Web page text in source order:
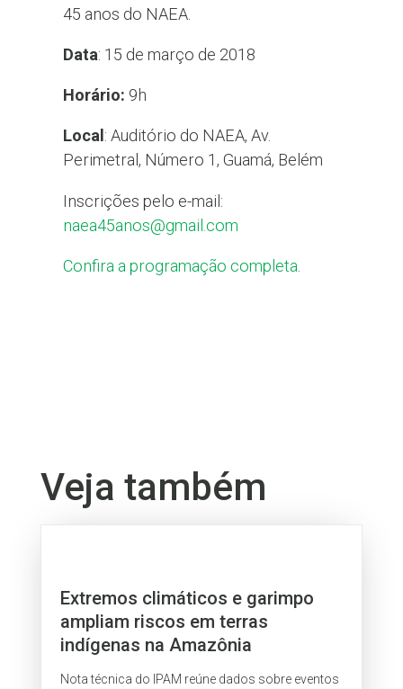
45 anos do NAEA.
Data: 15 de março de 2018
Horário: 9h
Local : Auditório do NAEA, Av.
Perimetral, Número 1, Guamá, Belém
Inscrições pelo e-mail:
naea45anos@gmail.com
Confira a programação completa
Veja também
Extremos climáticos e garimpo
ampliam riscos em terras
indígenas na Amazônia
Nota técnica do IPAM reúne dados sobre eventos